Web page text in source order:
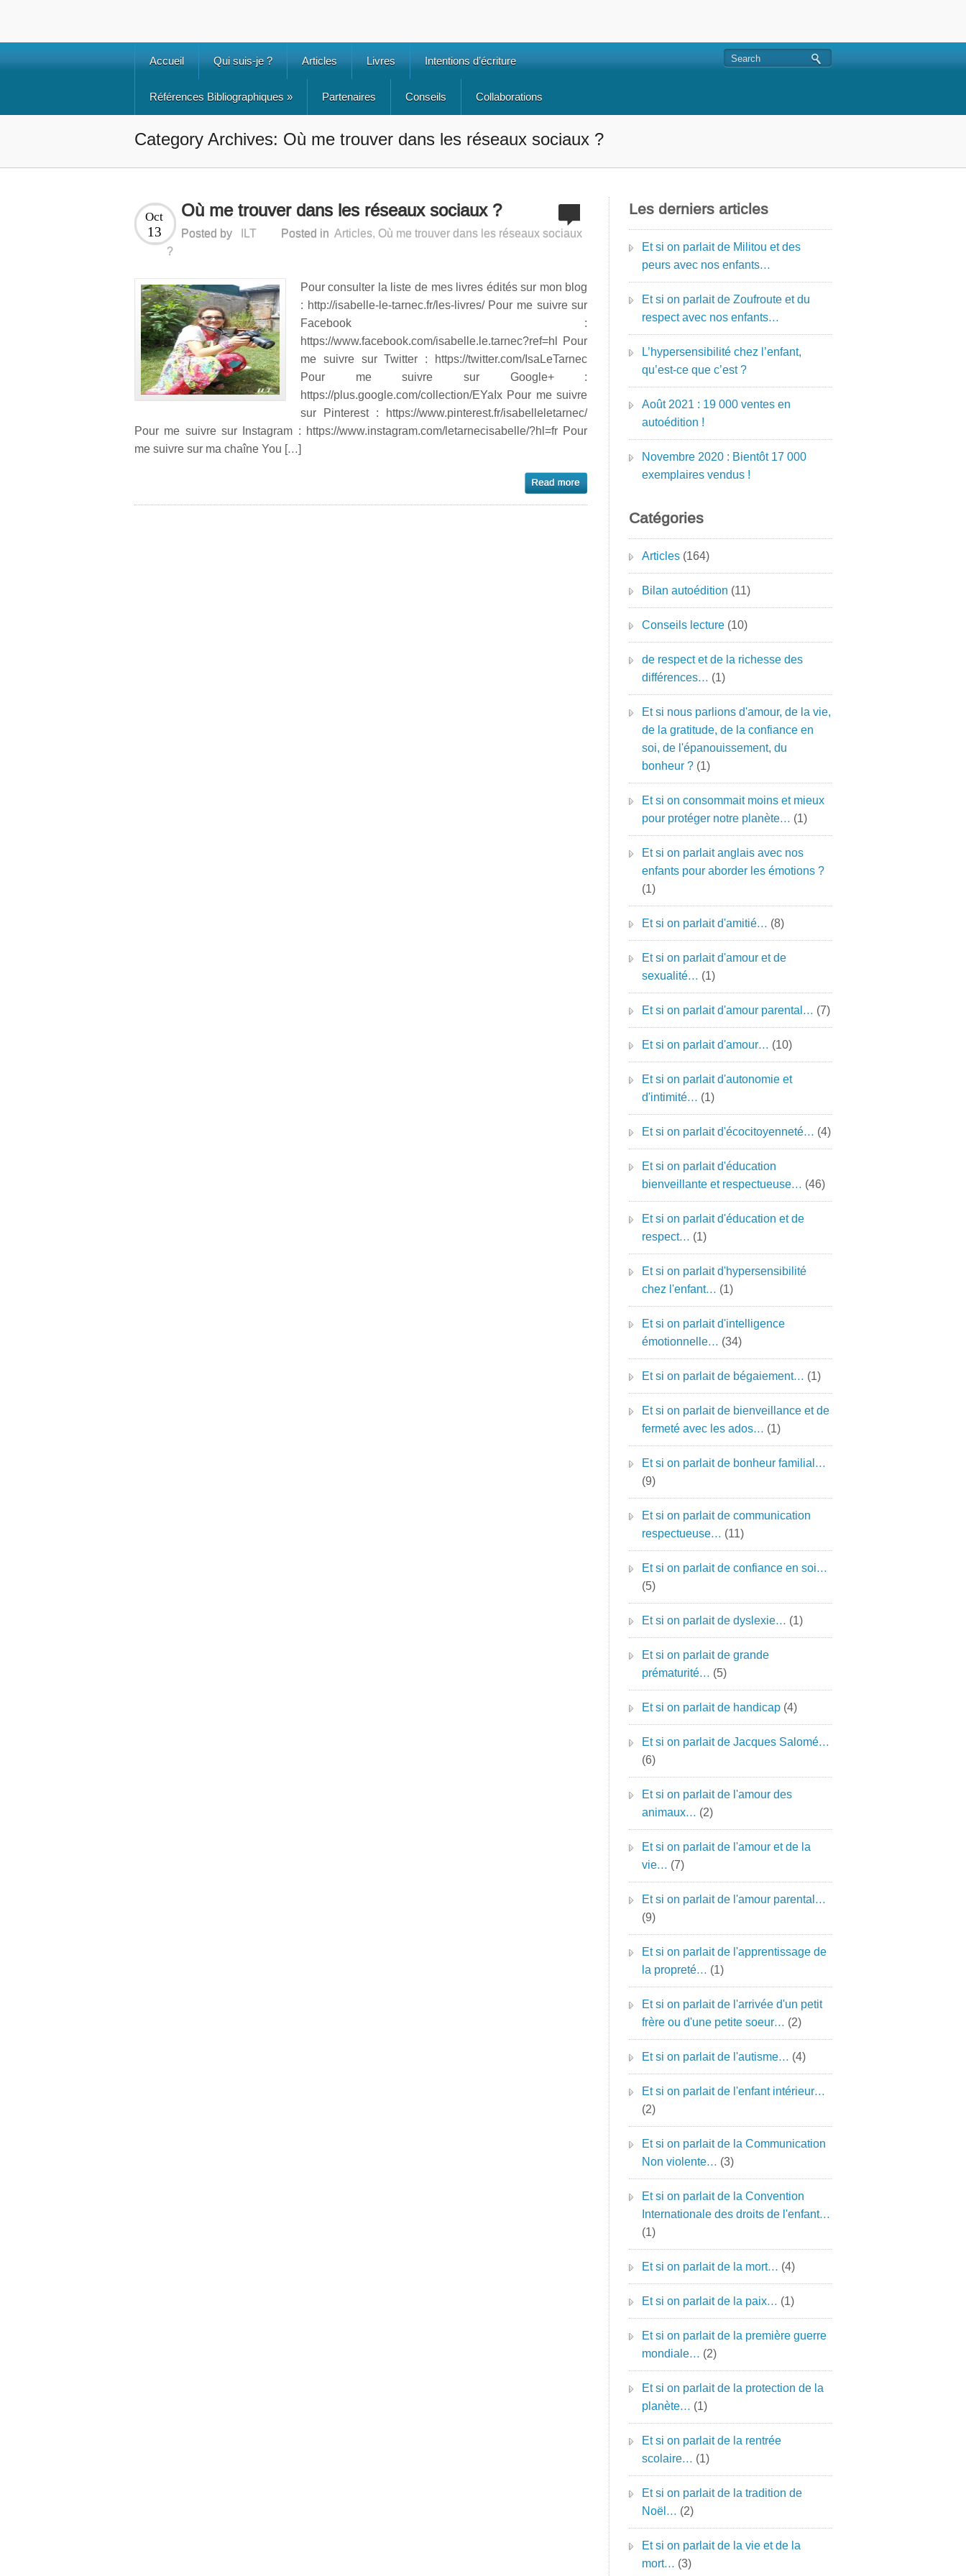
Accueil Qui suis-je ? Articles Livres Intentions d’écriture
Références Bibliographiques » Partenaires Conseils Collaborations
Category Archives: Où me trouver dans les réseaux sociaux ?
Où me trouver dans les réseaux sociaux ?
Oct
13 Posted by ILT Posted in Articles, Où me trouver dans les réseaux sociaux
?
Pour consulter la liste de mes livres édités sur mon blog
: http://isabelle-le-tarnec.fr/les-livres/ Pour me suivre sur
Facebook :
https://www.facebook.com/isabelle.le.tarnec?ref=hl Pour
me suivre sur Twitter : https://twitter.com/IsaLeTarnec
Pour me suivre sur Google+ :
https://plus.google.com/collection/EYaIx Pour me suivre
sur Pinterest : https://www.pinterest.fr/isabelleletarnec/
Pour me suivre sur Instagram : https://www.instagram.com/letarnecisabelle/?hl=fr Pour
me suivre sur ma chaîne You […]
Les derniers articles
Et si on parlait de Militou et des
peurs avec nos enfants…
Et si on parlait de Zoufroute et du
respect avec nos enfants…
L’hypersensibilité chez l’enfant,
qu’est-ce que c’est ?
Août 2021 : 19 000 ventes en
autoédition !
Novembre 2020 : Bientôt 17 000
exemplaires vendus !
Catégories
Articles(164)
Bilan autoédition (11)
Conseils lecture(10)
de respect et de la richesse des
différences… (1)
Et si nous parlions d'amour, de la vie,
de la gratitude, de la confiance en
soi, de l'épanouissement, du
bonheur ?(1)
Et si on consommait moins et mieux
pour protéger notre planète… (1)
Et si on parlait anglais avec nos
enfants pour aborder les émotions ?
(1)
Et si on parlait d'amitié… (8)
Et si on parlait d'amour et de
sexualité… (1)
Et si on parlait d'amour parental… (7)
Et si on parlait d'amour… (10)
Et si on parlait d'autonomie et
d'intimité… (1)
Et si on parlait d'écocitoyenneté… (4)
Et si on parlait d'éducation
bienveillante et respectueuse… (46)
Et si on parlait d'éducation et de
respect… (1)
Et si on parlait d'hypersensibilité
chez l'enfant… (1)
Et si on parlait d'intelligence
émotionnelle… (34)
Et si on parlait de bégaiement… (1)
Et si on parlait de bienveillance et de
fermeté avec les ados… (1)
Et si on parlait de bonheur familial…
(9)
Et si on parlait de communication
respectueuse… (11)
Et si on parlait de confiance en soi…
(5)
Et si on parlait de dyslexie… (1)
Et si on parlait de grande
prématurité… (5)
Et si on parlait de handicap(4)
Et si on parlait de Jacques Salomé…
(6)
Et si on parlait de l'amour des
animaux… (2)
Et si on parlait de l'amour et de la
vie… (7)
Et si on parlait de l'amour parental…
(9)
Et si on parlait de l'apprentissage de
la propreté… (1)
Et si on parlait de l'arrivée d'un petit
frère ou d'une petite soeur… (2)
Et si on parlait de l'autisme… (4)
Et si on parlait de l'enfant intérieur…
(2)
Et si on parlait de la Communication
Non violente… (3)
Et si on parlait de la Convention
Internationale des droits de l'enfant…
(1)
Et si on parlait de la mort… (4)
Et si on parlait de la paix… (1)
Et si on parlait de la première guerre
mondiale… (2)
Et si on parlait de la protection de la
planète… (1)
Et si on parlait de la rentrée
scolaire… (1)
Et si on parlait de la tradition de
Noël… (2)
Et si on parlait de la vie et de la
mort… (3)